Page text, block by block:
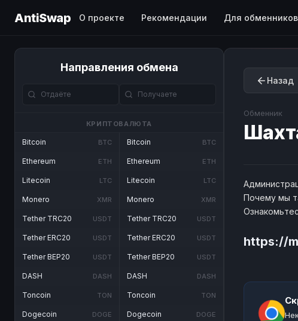
AntiSwap О проекте Рекомендации Для обменников
Направления обмена
КРИПТОВАЛЮТА
Bitcoin BTC
Ethereum ETH
Litecoin LTC
Monero XMR
Tether TRC20 USDT
Tether ERC20 USDT
Tether BEP20 USDT
DASH DASH
Toncoin TON
Dogecoin DOGE
Bitcoin BTC
Ethereum ETH
Litecoin LTC
Monero XMR
Tether TRC20 USDT
Tether ERC20 USDT
Tether BEP20 USDT
DASH DASH
Toncoin TON
Dogecoin DOGE
Назад
Обменник
Почему мы
https://